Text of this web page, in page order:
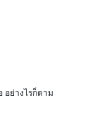
อย่างไรก็ตาม